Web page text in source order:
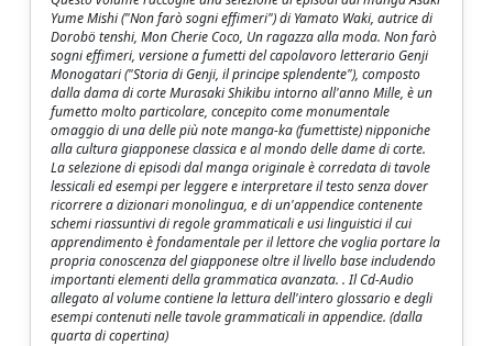
Yume Mishi ("Non farò sogni effimeri") di Yamato Waki, autrice di
Dorobö tenshi, Mon Cherie Coco, Un ragazza alla moda. Non farò
sogni effimeri, versione a fumetti del capolavoro letterario Genji
Monogatari ("Storia di Genji, il principe splendente"), composto
dalla dama di corte Murasaki Shikibu intorno all'anno Mille, è un
fumetto molto particolare, concepito come monumentale
omaggio di una delle più note manga-ka (fumettiste) nipponiche
alla cultura giapponese classica e al mondo delle dame di corte.
La selezione di episodi dal manga originale è corredata di tavole
lessicali ed esempi per leggere e interpretare il testo senza dover
ricorrere a dizionari monolingua, e di un'appendice contenente
schemi riassuntivi di regole grammaticali e usi linguistici il cui
apprendimento è fondamentale per il lettore che voglia portare la
propria conoscenza del giapponese oltre il livello base includendo
importanti elementi della grammatica avanzata. . Il Cd-Audio
allegato al volume contiene la lettura dell'intero glossario e degli
esempi contenuti nelle tavole grammaticali in appendice. (dalla
quarta di copertina)